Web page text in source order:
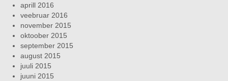
aprill 2016
veebruar 2016
november 2015
oktoober 2015
september 2015
august 2015
juuli 2015
juuni 2015